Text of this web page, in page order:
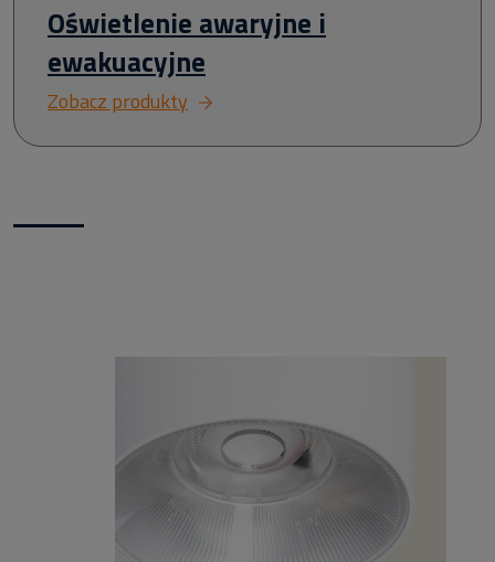
Oświetlenie awaryjne i
ewakuacyjne
Zobacz produkty